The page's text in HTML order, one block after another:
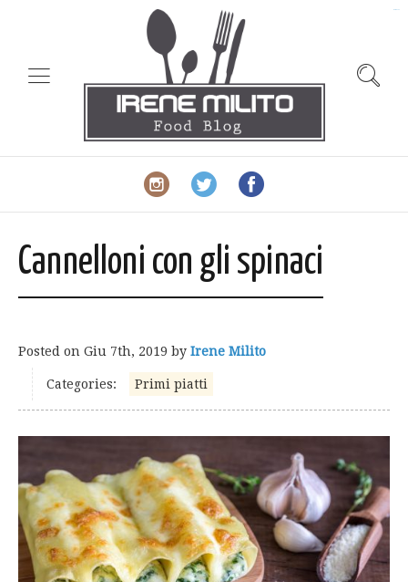
Cannelloni con gli spinaci
Posted on Giu 7th, 2019 by Irene Milito
Categories: Primi piatti